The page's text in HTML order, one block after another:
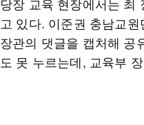
고 있다. 이준권 충남교
장관의 댓글을 캡처해 공
도 못 누르는데, 교육부